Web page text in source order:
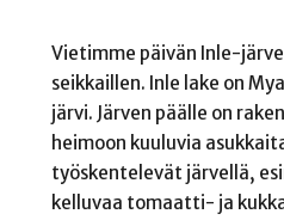
Vietimme päivän Inle-
seikkaillen. Inle lake on
järvi. Järven päälle on
heimoon kuuluvia
työskentelevät järvellä,
kelluvaa tomaatti- ja